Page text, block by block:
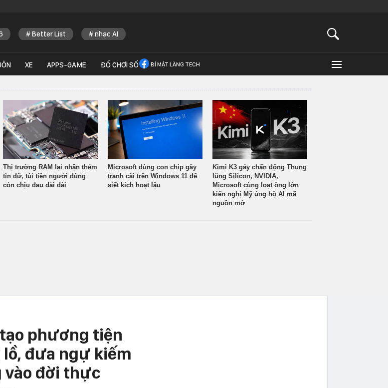
Better List nhạc AI
XE APPS-GAME ĐỒ CHƠI SỐ BÍ MẬT LÀNG TECH
Thị trường RAM lại nhận thêm
tin dữ, túi tiền người dùng
còn chịu đau dài dài
Microsoft dùng con chip gây
tranh cãi trên Windows 11 để
siết kích hoạt lậu
Kimi K3 gây chấn động Thung
lũng Silicon, NVIDIA,
Microsoft cùng loạt ông lớn
kiến nghị Mỹ ủng hộ AI mã
nguồn mở
phương tiện
đưa ngự kiếm
đời thực